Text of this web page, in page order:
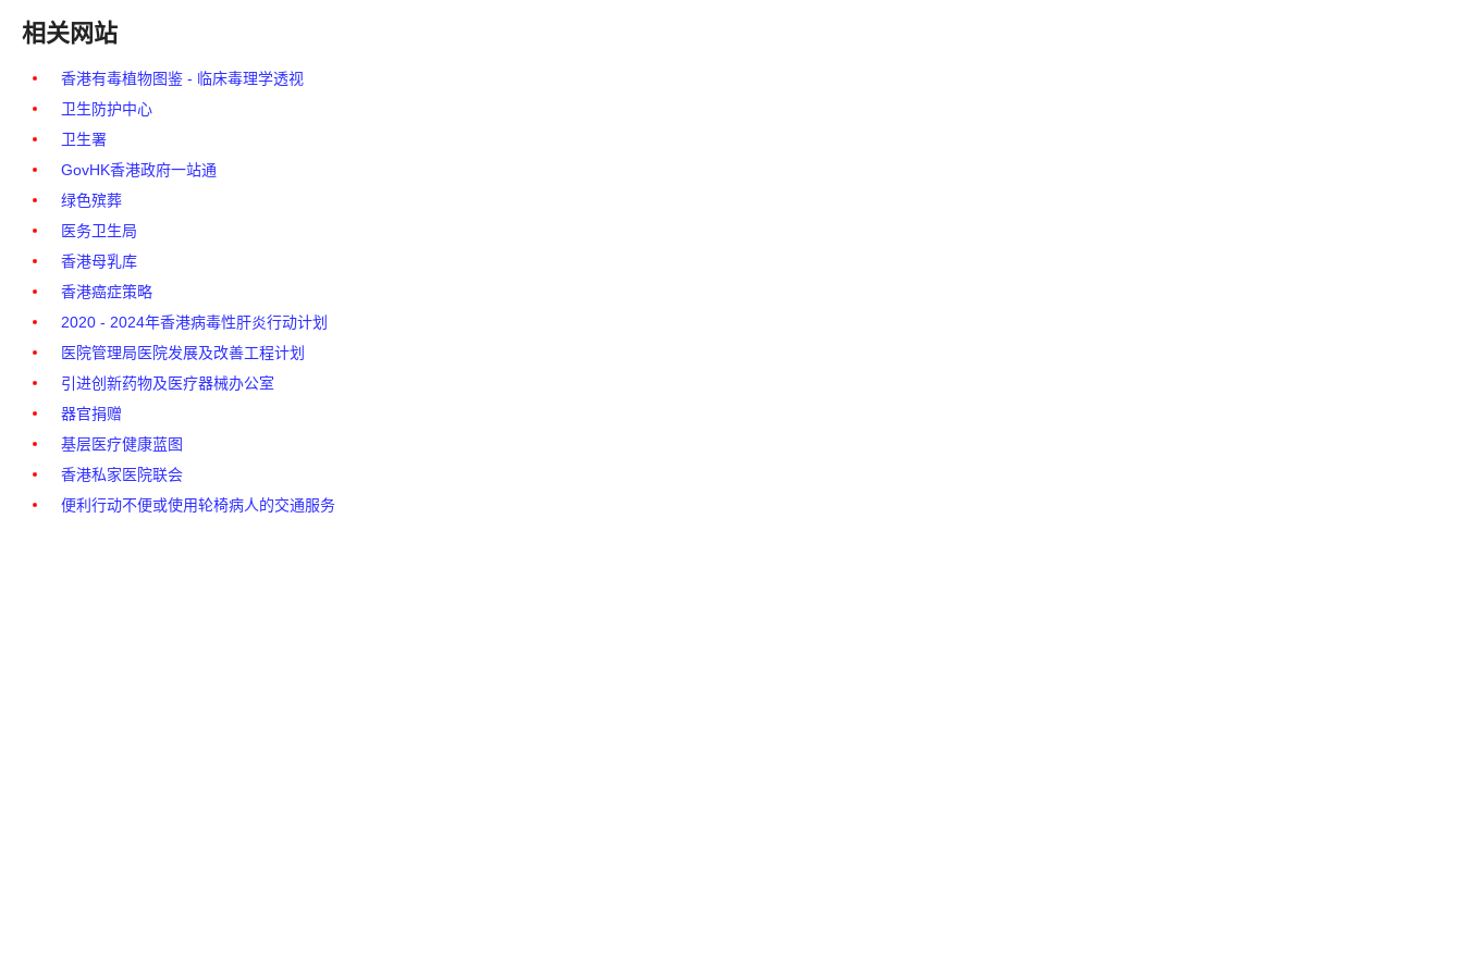
相关网站
香港有毒植物图鉴 - 临床毒理学透视
卫生防护中心
卫生署
GovHK香港政府一站通
绿色殡葬
医务卫生局
香港母乳库
香港癌症策略
2020 - 2024年香港病毒性肝炎行动计划
医院管理局医院发展及改善工程计划
引进创新药物及医疗器械办公室
器官捐赠
基层医疗健康蓝图
香港私家医院联会
便利行动不便或使用轮椅病人的交通服务